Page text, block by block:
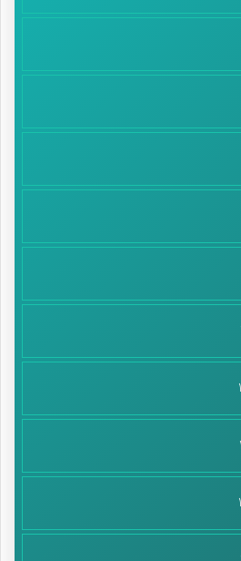
از پدر و مادرها کودک یا نوجوانشان
اسمش فضای مجازی است. ولی به
آسیب‌های کاملاً واقعی.».
فرهنگی و رسانه‌ای خاصی از طرف
نشده، قرار است خودمان یک‌تنه به
مطالب مهارتی فجازی برایتان تولید کنیم.